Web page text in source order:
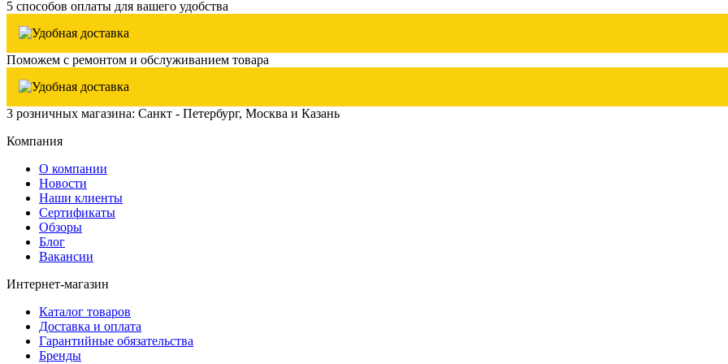
5 способов оплаты для вашего удобства
Поможем с ремонтом и обслуживанием товара
3 розничных магазина: Санкт - Петербург, Москва и Казань
Компания
О компании
Новости
Наши клиенты
Сертификаты
Обзоры
Блог
Вакансии
Интернет-магазин
Каталог товаров
Доставка и оплата
Гарантийные обязательства
Бренды